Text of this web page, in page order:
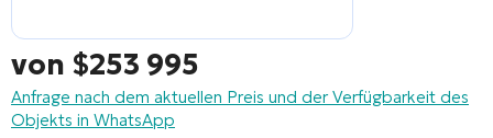
von $253 995
Anfrage nach dem aktuellen Preis und der Verfügbarkeit des
Objekts in WhatsApp